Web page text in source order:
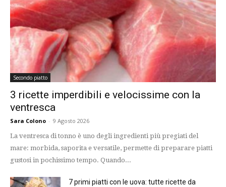
Secondo piatto
3 ricette imperdibili e velocissime con la
ventresca
Sara Colono - 9 Agosto 2026
La ventresca di tonno è uno degli ingredienti più pregiati del
mare: morbida, saporita e versatile, permette di preparare piatti
gustosi in pochissimo tempo. Quando...
7 primi piatti con le uova: tutte ricette da